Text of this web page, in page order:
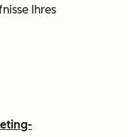
Ihres